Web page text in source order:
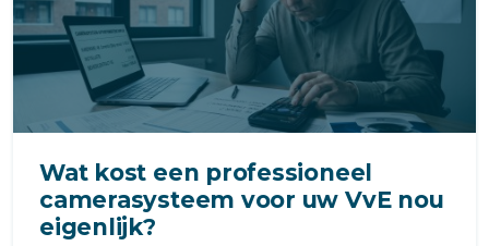
Wat kost een professioneel
camerasysteem voor uw VvE nou
eigenlijk?